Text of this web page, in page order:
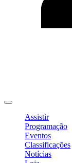
Assistir
Programação
Eventos
Classificações
Notícias